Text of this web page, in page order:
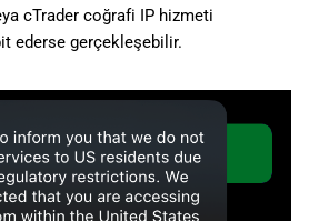
cTrader coğrafi IP hizmeti
ederse gerçekleşebilir.